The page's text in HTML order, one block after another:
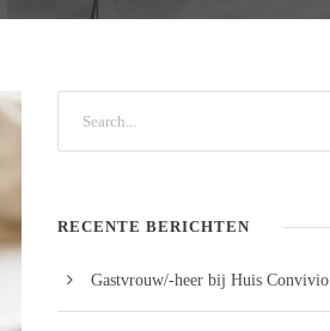
RECENTE BERICHTEN
Gastvrouw/-heer bij Huis Convivio